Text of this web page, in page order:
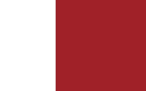
: Egalité des salaires entre les